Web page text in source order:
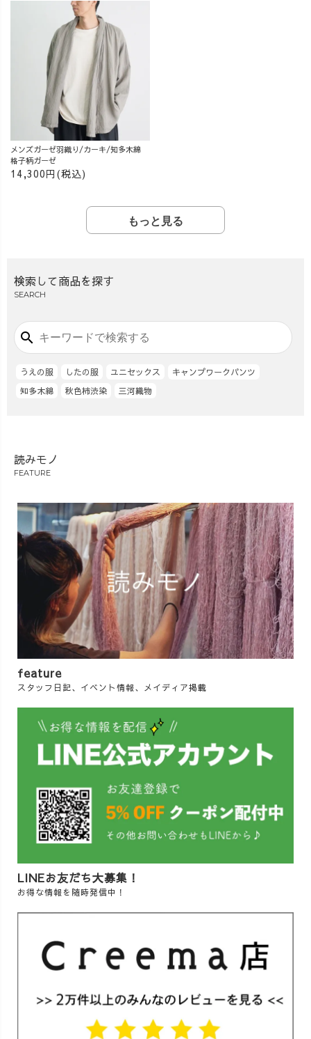
メンズガーゼ羽織り/カーキ/知多木綿
格子柄ガーゼ
14,300円(税込)
もっと見る
検索して商品を探す
SEARCH
search
うえの服 したの服 ユニセックス
キャンプワークパンツ
知多木綿
秋色柿渋染 三河織物
読みモノ
FEATURE
feature
スタッフ日記、イベント情報、メイディア掲載
LINEお友だち大募集！
お得な情報を随時発信中！